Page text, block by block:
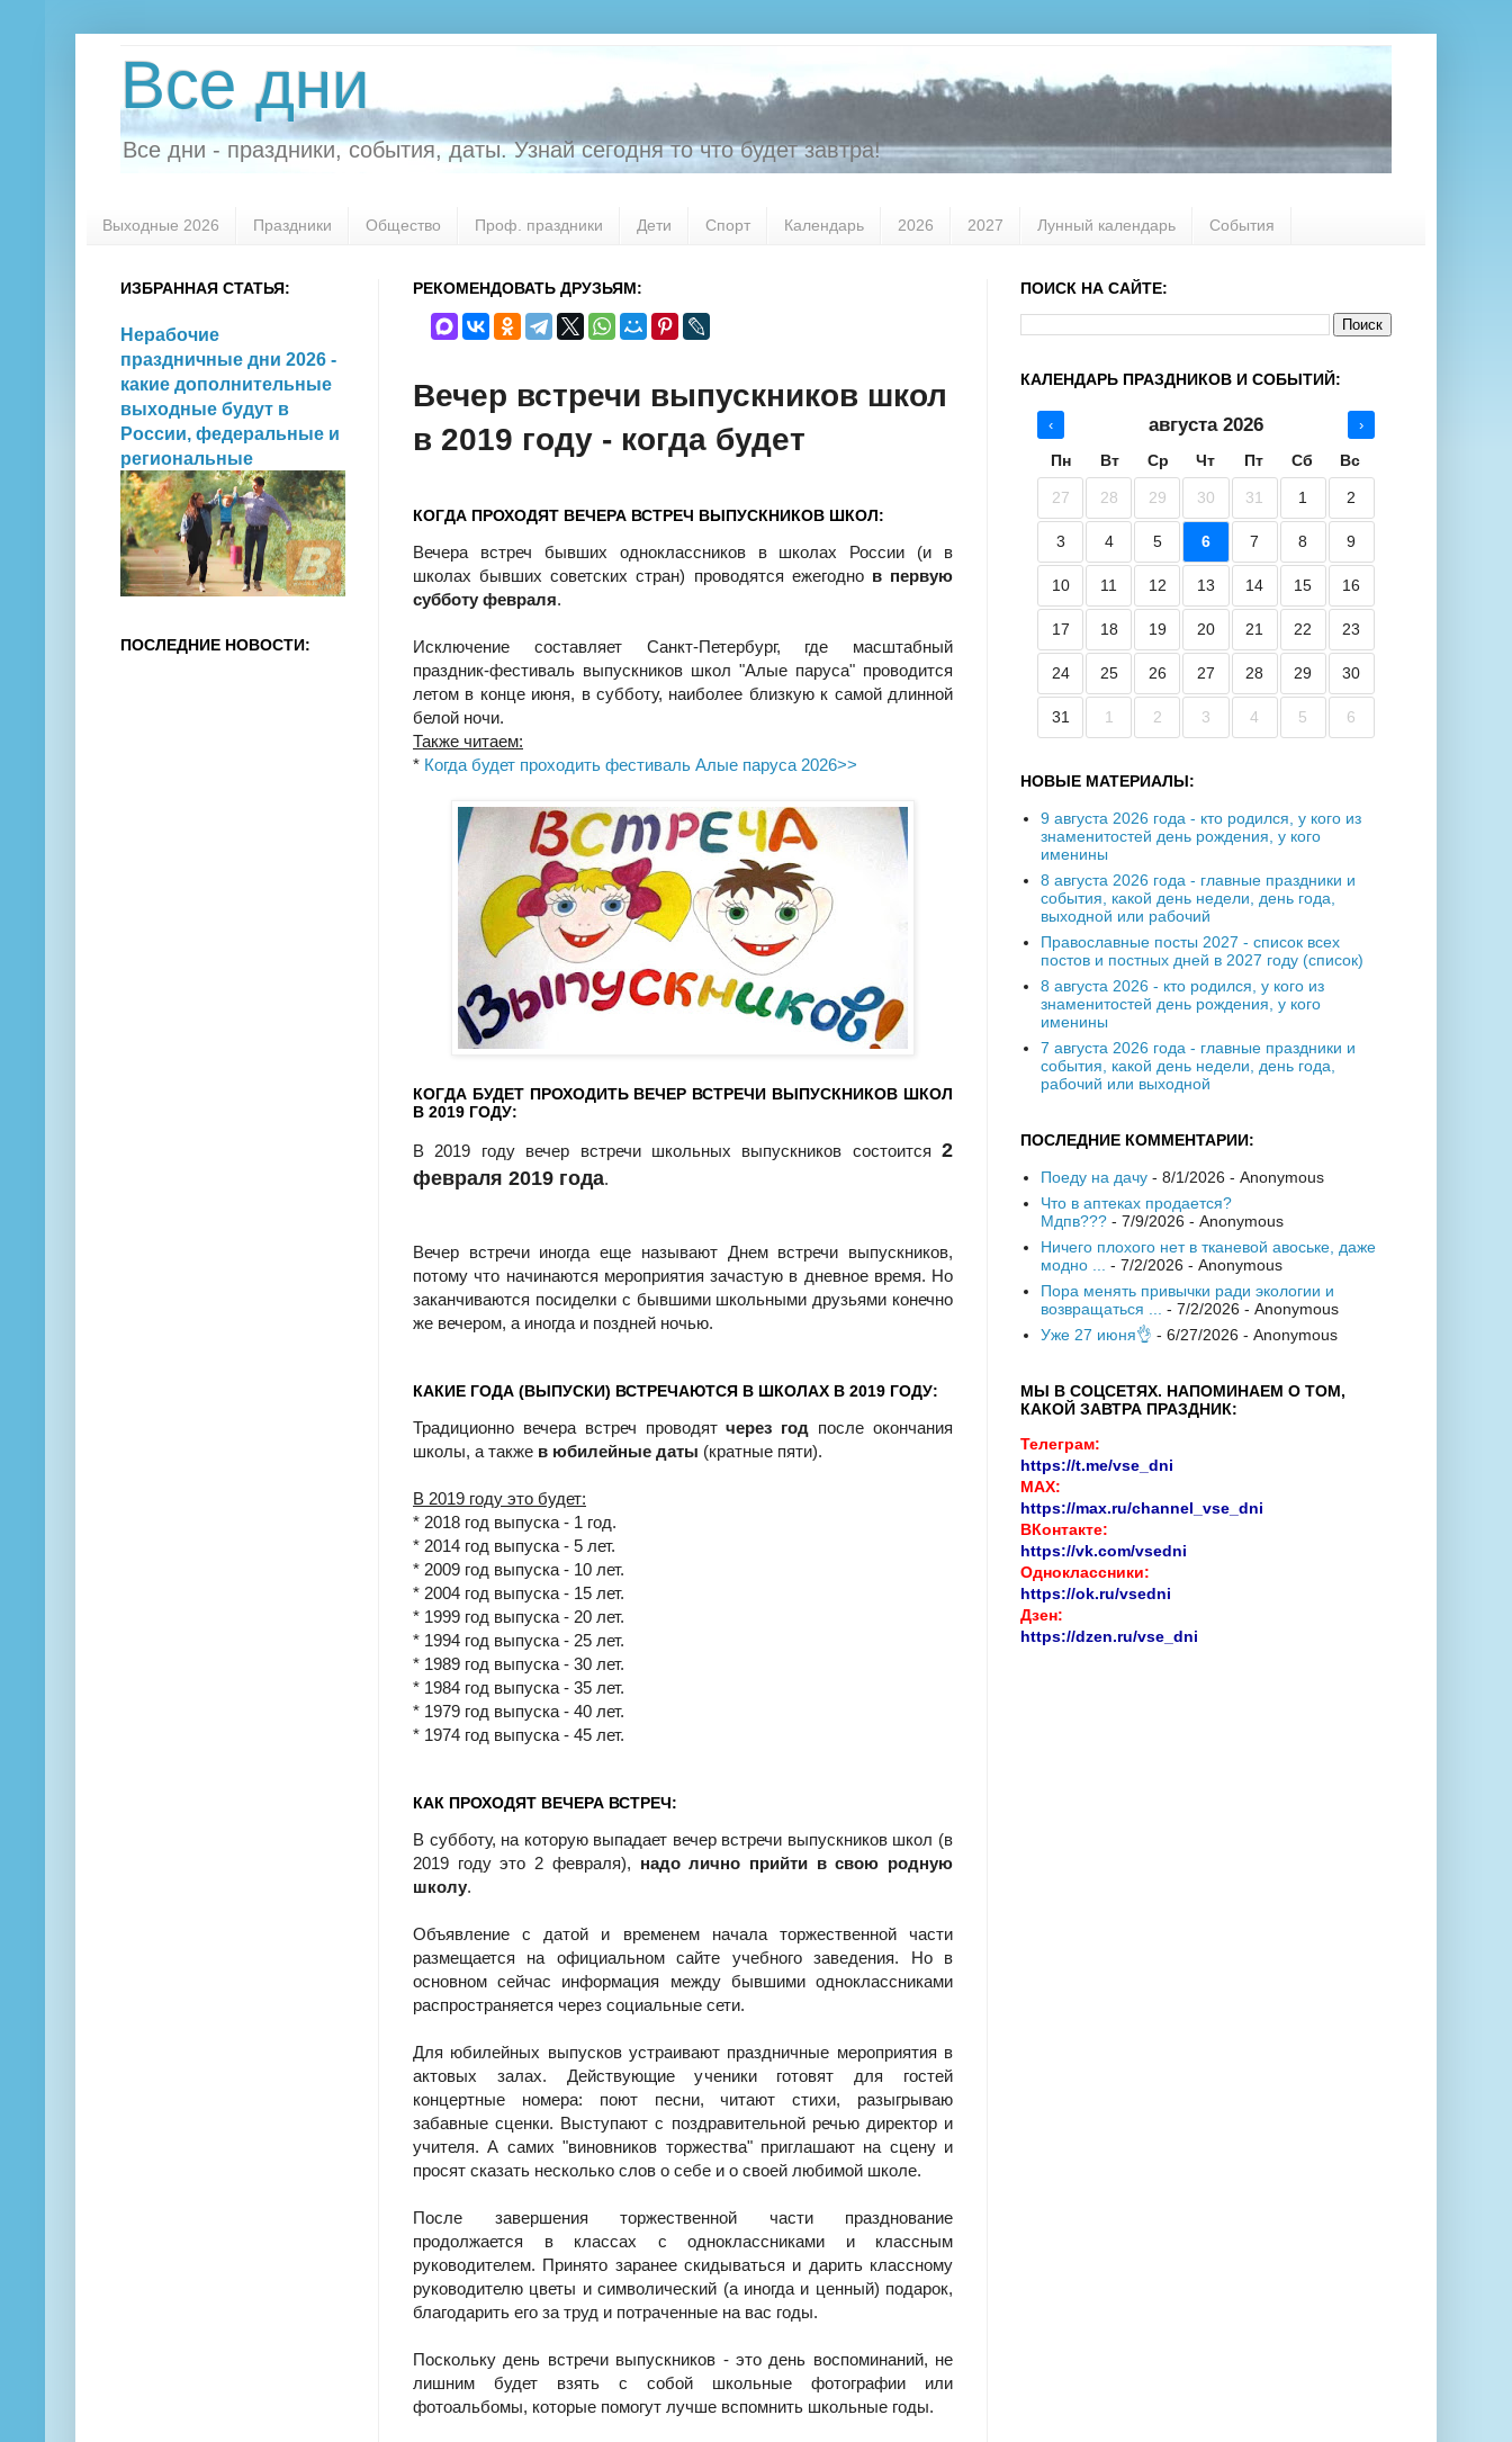
Все дни
Все дни - праздники, события, даты. Узнай сегодня то что будет завтра!
Выходные 2026 Праздники Общество Проф. праздники Дети Спорт Календарь 2026 2027 Лунный календарь События
РЕКОМЕНДОВАТЬ ДРУЗЬЯМ:
Вечер встречи выпускников школ
в 2019 году - когда будет
КОГДА ПРОХОДЯТ ВЕЧЕРА ВСТРЕЧ ВЫПУСКНИКОВ ШКОЛ:
Вечера встреч бывших одноклассников в школах России (и в
школах бывших советских стран) проводятся ежегодно в первую
субботу февраля.
Исключение составляет Санкт-Петербург, где масштабный
праздник-фестиваль выпускников школ "Алые паруса" проводится
летом в конце июня, в субботу, наиболее близкую к самой длинной
белой ночи.
Также читаем:
* Когда будет проходить фестиваль Алые паруса 2026>>
КОГДА БУДЕТ ПРОХОДИТЬ ВЕЧЕР ВСТРЕЧИ ВЫПУСКНИКОВ ШКОЛ
В 2019 ГОДУ:
В 2019 году вечер встречи школьных выпускников состоится 2
февраля 2019 года.
Вечер встречи иногда еще называют Днем встречи выпускников,
потому что начинаются мероприятия зачастую в дневное время. Но
заканчиваются посиделки с бывшими школьными друзьями конечно
же вечером, а иногда и поздней ночью.
КАКИЕ ГОДА (ВЫПУСКИ) ВСТРЕЧАЮТСЯ В ШКОЛАХ В 2019 ГОДУ:
Традиционно вечера встреч проводятчерез год после окончания
школы, а также в юбилейные даты (кратные пяти).
В 2019 году это будет:
* 2018 год выпуска - 1 год.
* 2014 год выпуска - 5 лет.
* 2009 год выпуска - 10 лет.
* 2004 год выпуска - 15 лет.
* 1999 год выпуска - 20 лет.
* 1994 год выпуска - 25 лет.
* 1989 год выпуска - 30 лет.
* 1984 год выпуска - 35 лет.
* 1979 год выпуска - 40 лет.
* 1974 год выпуска - 45 лет.
КАК ПРОХОДЯТ ВЕЧЕРА ВСТРЕЧ:
В субботу, на которую выпадает вечер встречи выпускников школ (в
2019 году это 2 февраля), надо лично прийти в свою родную
школу.
Объявление с датой и временем начала торжественной части
размещается на официальном сайте учебного заведения. Но в
основном сейчас информация между бывшими одноклассниками
распространяется через социальные сети.
Для юбилейных выпусков устраивают праздничные мероприятия в
актовых залах. Действующие ученики готовят для гостей
концертные номера: поют песни, читают стихи, разыгрываю
забавные сценки. Выступают с поздравительной речью директор и
учителя. А самих "виновников торжества" приглашают на сцену и
просят сказать несколько слов о себе и о своей любимой школе.
После завершения торжественной части празднование
продолжается в классах с одноклассниками и классным
руководителем. Принято заранее скидываться и дарить классному
руководителю цветы и символический (а иногда и ценный) подарок,
благодарить его за труд и потраченные на вас годы.
Поскольку день встречи выпускников - это день воспоминаний, не
лишним будет взять с собой школьные фотографии или
фотоальбомы, которые помогут лучше вспомнить школьные годы.
ИЗБРАННАЯ СТАТЬЯ:
Нерабочие
праздничные дни 2026 -
какие дополнительные
выходные будут в
России, федеральные и
региональные
ПОСЛЕДНИЕ НОВОСТИ:
ПОИСК НА САЙТЕ:
КАЛЕНДАРЬ ПРАЗДНИКОВ И СОБЫТИЙ:
‹ августа 2026 ›
Пн Вт Ср Чт Пт Сб Вс
27 28 29 30 31 1 2
3 4 5 6 7 8 9
10 11 12 13 14 15 16
17 18 19 20 21 22 23
24 25 26 27 28 29 30
31 1 2 3 4 5 6
НОВЫЕ МАТЕРИАЛЫ:
9 августа 2026 года - кто родился, у кого из
знаменитостей день рождения, у кого
именины
8 августа 2026 года - главные праздники и
события, какой день недели, день года,
выходной или рабочий
Православные посты 2027 - список всех
постов и постных дней в 2027 году (список)
8 августа 2026 - кто родился, у кого из
знаменитостей день рождения, у кого
именины
7 августа 2026 года - главные праздники и
события, какой день недели, день года,
рабочий или выходной
ПОСЛЕДНИЕ КОММЕНТАРИИ:
Поеду на дачу- 8/1/2026 - Anonymous
Что в аптеках продается?
Мдпв???- 7/9/2026 - Anonymous
Ничего плохого нет в тканевой авоське, даже
модно ... - 7/2/2026 - Anonymous
Пора менять привычки ради экологии и
возвращаться ... - 7/2/2026 - Anonymous
Уже 27 июня👌 - 6/27/2026 - Anonymous
МЫ В СОЦСЕТЯХ. НАПОМИНАЕМ О ТОМ,
КАКОЙ ЗАВТРА ПРАЗДНИК:
Телеграм:
https://t.me/vse_dni
MAX:
https://max.ru/channel_vse_dni
ВКонтакте:
https://vk.com/vsedni
Одноклассники:
https://ok.ru/vsedni
Дзен:
https://dzen.ru/vse_dni